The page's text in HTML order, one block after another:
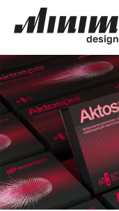
design